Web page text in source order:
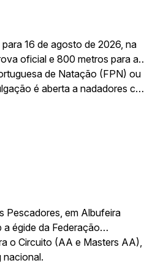
16 de agosto de 2026, na
oficial e 800 metros para a
de Natação (FPN) ou
é aberta a nadadores com
Pescadores, em Albufeira
égide da Federação
o Circuito (AA e Masters AA),
nacional.